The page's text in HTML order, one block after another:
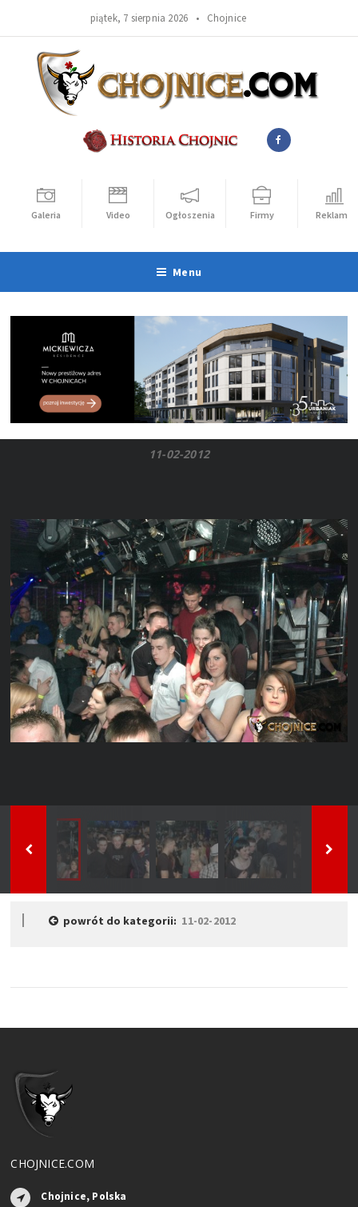
piątek, 7 sierpnia 2026 • Chojnice
Galeria Video Ogłoszenia Firmy Reklama
Menu
11-02-2012
powrót do kategorii: 11-02-2012
CHOJNICE.COM
Chojnice, Polska